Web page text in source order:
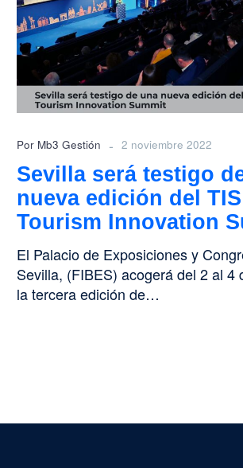
una
nueva
edición
del
TIS:
Tourism
Innovation
Por Mb3 Gestión - 2 noviembre 2022
Sevilla será testigo
nueva edición del
Tourism Innovation
El Palacio de Exposiciones y
Sevilla, (FIBES) acogerá del 2 al 4
la tercera edición de…